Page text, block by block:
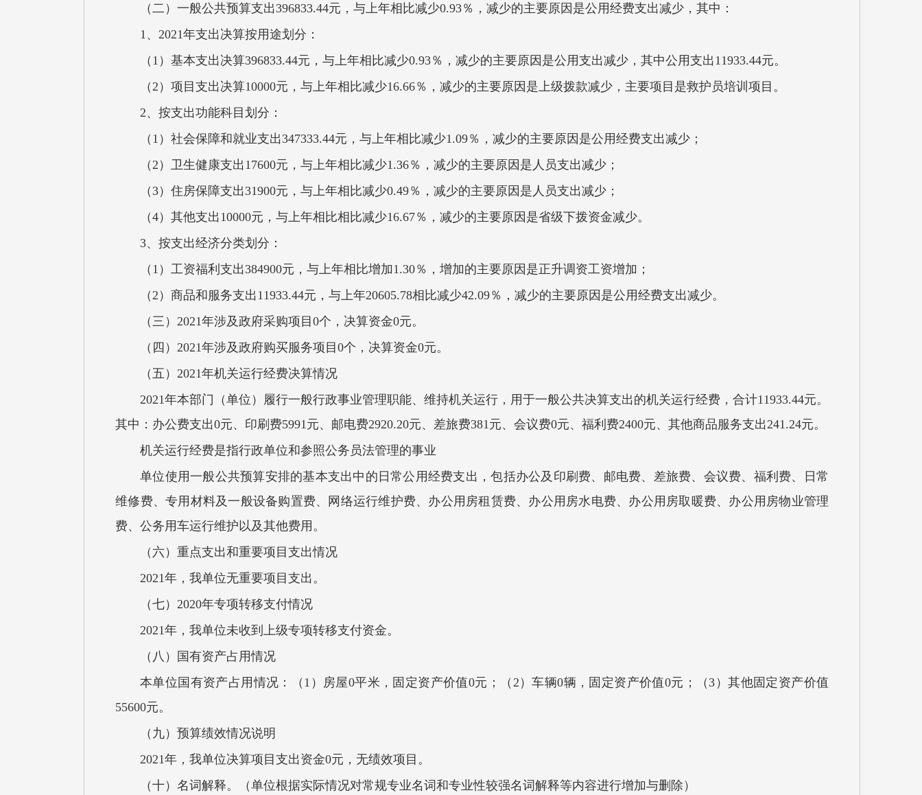
（二）一般公共预算支出396833.44元，与上年相比减少0.93％，减少的主要原因是公用经费支出减少，其中：
1、2021年支出决算按用途划分：
（1）基本支出决算396833.44元，与上年相比减少0.93％，减少的主要原因是公用支出减少，其中公用支出11933.44元。
（2）项目支出决算10000元，与上年相比减少16.66％，减少的主要原因是上级拨款减少，主要项目是救护员培训项目。
2、按支出功能科目划分：
（1）社会保障和就业支出347333.44元，与上年相比减少1.09％，减少的主要原因是公用经费支出减少；
（2）卫生健康支出17600元，与上年相比减少1.36％，减少的主要原因是人员支出减少；
（3）住房保障支出31900元，与上年相比减少0.49％，减少的主要原因是人员支出减少；
（4）其他支出10000元，与上年相比相比减少16.67％，减少的主要原因是省级下拨资金减少。
3、按支出经济分类划分：
（1）工资福利支出384900元，与上年相比增加1.30％，增加的主要原因是正升调资工资增加；
（2）商品和服务支出11933.44元，与上年20605.78相比减少42.09％，减少的主要原因是公用经费支出减少。
（三）2021年涉及政府采购项目0个，决算资金0元。
（四）2021年涉及政府购买服务项目0个，决算资金0元。
（五）2021年机关运行经费决算情况
2021年本部门（单位）履行一般行政事业管理职能、维持机关运行，用于一般公共决算支出的机关运行经费，合计11933.44元。
其中：办公费支出0元、印刷费5991元、邮电费2920.20元、差旅费381元、会议费0元、福利费2400元、其他商品服务支出241.24元。
机关运行经费是指行政单位和参照公务员法管理的事业
单位使用一般公共预算安排的基本支出中的日常公用经费支出，包括办公及印刷费、邮电费、差旅费、会议费、福利费、日常
维修费、专用材料及一般设备购置费、网络运行维护费、办公用房租赁费、办公用房水电费、办公用房取暖费、办公用房物业管理
费、公务用车运行维护以及其他费用。
（六）重点支出和重要项目支出情况
2021年，我单位无重要项目支出。
（七）2020年专项转移支付情况
2021年，我单位未收到上级专项转移支付资金。
（八）国有资产占用情况
本单位国有资产占用情况：（1）房屋0平米，固定资产价值0元；（2）车辆0辆，固定资产价值0元；（3）其他固定资产价值
55600元。
（九）预算绩效情况说明
2021年，我单位决算项目支出资金0元，无绩效项目。
（十）名词解释。（单位根据实际情况对常规专业名词和专业性较强名词解释等内容进行增加与删除）